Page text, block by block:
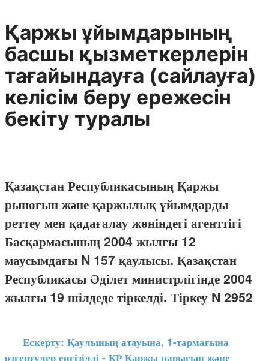
Қаржы ұйымдарының
басшы қызметкерлерін
тағайындауға (сайлауға)
келісім беру ережесін
бекіту туралы
Қазақстан Республикасының Қаржы
рыногын және қаржылық ұйымдарды
реттеу мен қадағалау жөніндегі агенттігі
Басқармасының 2004 жылғы 12
маусымдағы N 157 қаулысы. Қазақстан
Республикасы Әділет министрлігінде 2004
жылғы 19 шілдеде тіркелді. Тіркеу N 2952
Ескерту: Қаулының атауына, 1-тармағына
өзгертулер енгізілді - ҚР Қаржы нарығын және